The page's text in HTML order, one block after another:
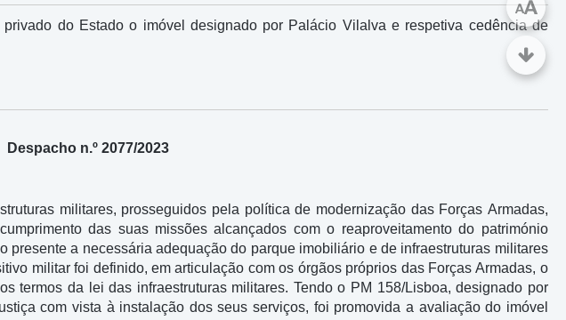
do Estado o imóvel designado por Palácio Vilalva e respetiva cedência de
Despacho n.º 2077/2023
militares, prosseguidos pela política de modernização das Forças Armadas,
das suas missões alcançados com o reaproveitamento do património
presente a necessária adequação do parque imobiliário e de infraestruturas militares
militar foi definido, em articulação com os órgãos próprios das Forças Armadas, o
termos da lei das infraestruturas militares. Tendo o PM 158/Lisboa, designado por
com vista à instalação dos seus serviços, foi promovida a avaliação do imóvel
AA